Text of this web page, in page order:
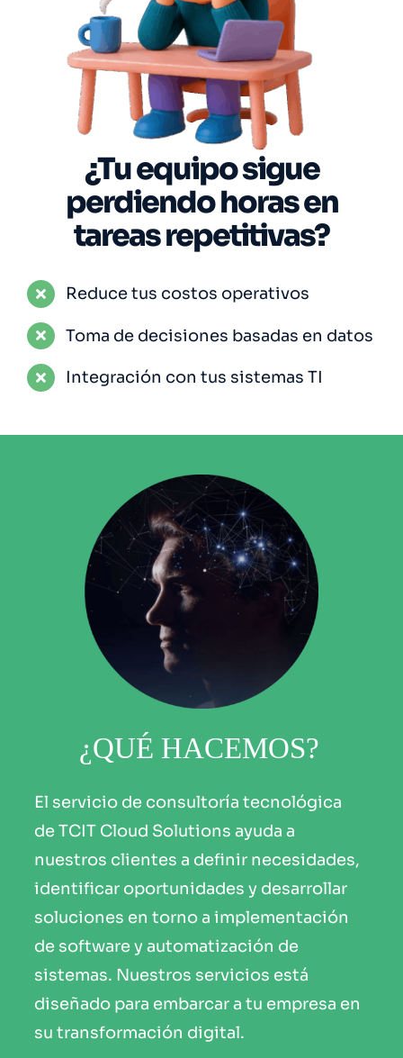
¿Tu equipo sigue
perdiendo horas en
tareas repetitivas?
Reduce tus costos operativos
Toma de decisiones basadas en datos
Integración con tus sistemas TI
¿QUÉ HACEMOS?
El servicio de consultoría tecnológica
de TCIT Cloud Solutions ayuda a
nuestros clientes a definir necesidades,
identificar oportunidades y desarrollar
soluciones en torno a implementación
de software y automatización de
sistemas. Nuestros servicios está
diseñado para embarcar a tu empresa en
su transformación digital.